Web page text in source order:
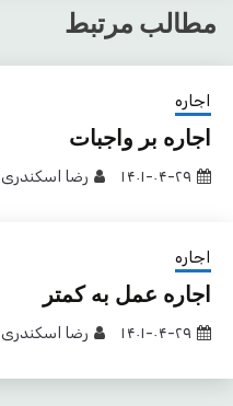
مطالب مرتبط
اجاره
اجاره بر واجبات
۱۴۰۱-۰۴-۲۹ رضا اسکندری
اجاره
اجاره عمل به کمتر
۱۴۰۱-۰۴-۲۹ رضا اسکندری